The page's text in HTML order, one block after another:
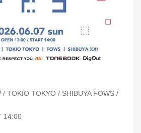
/ TOKIO TOKYO / SHIBUYA FOWS /
14:00